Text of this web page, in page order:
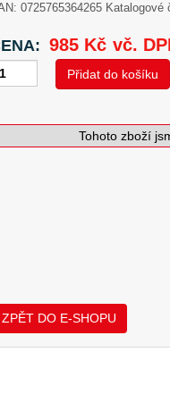
0725765364265 Katalogové
985 Kč vč.
Tohoto zboží
Přidat do košíku
DO E-SHOPU